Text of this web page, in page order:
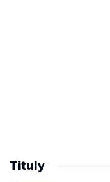
Tituly